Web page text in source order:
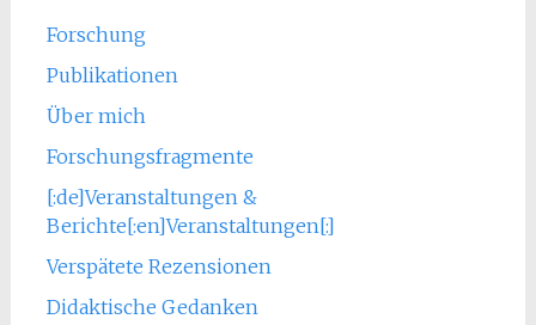
Forschung
Publikationen
Über mich
Forschungsfragmente
[:de]Veranstaltungen &
Berichte[:en]Veranstaltungen[:]
Verspätete Rezensionen
Didaktische Gedanken